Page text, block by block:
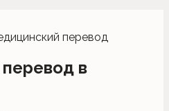
перевод
в